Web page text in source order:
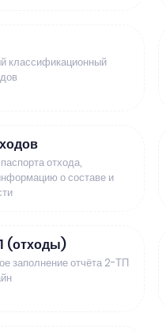
классификационный
отхода,
о составе и
(отходы)
заполнение отчёта 2-ТП